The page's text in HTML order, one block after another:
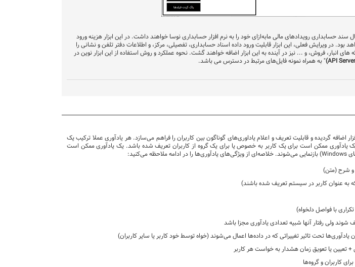
حسابداری رویدادهای مالی مابه‌ازای خود را به نرم افزار حسابداری نوسا خواهند داشت. در این ابزار هزینه ورود
در ویرایش فعلی، این ابزار قابلیت ورود داده اسناد حسابداری، تفصیلی، مرکز، و اطلاعات دفتر تلفن و نشانی را
های انبار، فروش، و ... نیز در آینده به این ابزار اضافه خواهند گشت. نحوه عملکرد و روش استفاده از این ابزار نوین در
API Server
)" به همراه نمونه فایل‌های مرتبط در دسترس می باشد.
جدید به عنوان مجموعه ای از امکاناتی عمومی در نسخه 9.02 به نرم‌افزار اضافه گردیده و قابلیت تعریف و اعلام یاد‌اوری‌های گوناگون بین کاربران را فراهم می‌سازد. هر یادآوری عملا ترکیب یک
ممکن است برای یک کاربر به خصوص یا برای یک گروه از کاربران تعریف شده باشد. یک یادآوری ممکن است
Windows) بازنمایی می‌شوند. خلاصه‌ای از ویژگی‌های یادآوری‌ها را در ادامه ملاحظه می‌کنید:
و شرح (متن)
به عنوان کاربر در سیستم تعریف شده باشند)
با فواصل دلخواه)
ولی رفتار آنها شبیه تعدادی یادآوری مجزا باشد
تحت تاثیر تغییراتی که در داده‌ها اعمال می‌شوند (خواه توسط خود کاربر یا سایر کاربران)
تعیین یا تعویق زمان هشدار به خواست هر کاربر
کاربران و گروه‌ها